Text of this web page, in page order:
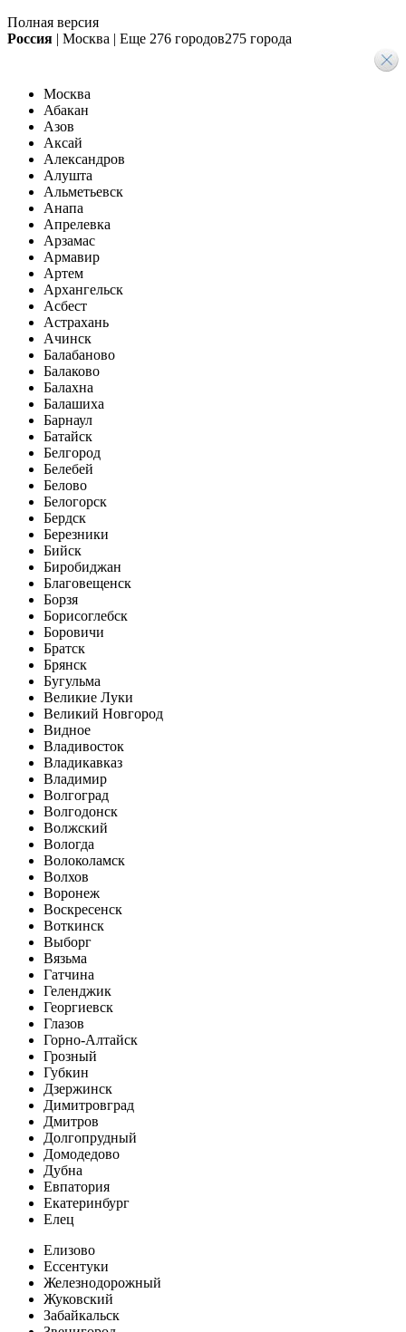
Полная версия
Россия | Москва | Еще 276 городов275 города
Москва
Абакан
Азов
Аксай
Александров
Алушта
Альметьевск
Анапа
Апрелевка
Арзамас
Армавир
Артем
Архангельск
Асбест
Астрахань
Ачинск
Балабаново
Балаково
Балахна
Балашиха
Барнаул
Батайск
Белгород
Белебей
Белово
Белогорск
Бердск
Березники
Бийск
Биробиджан
Благовещенск
Борзя
Борисоглебск
Боровичи
Братск
Брянск
Бугульма
Великие Луки
Великий Новгород
Видное
Владивосток
Владикавказ
Владимир
Волгоград
Волгодонск
Волжский
Вологда
Волоколамск
Волхов
Воронеж
Воскресенск
Воткинск
Выборг
Вязьма
Гатчина
Геленджик
Георгиевск
Глазов
Горно-Алтайск
Грозный
Губкин
Дзержинск
Димитровград
Дмитров
Долгопрудный
Домодедово
Дубна
Евпатория
Екатеринбург
Елец
Елизово
Ессентуки
Железнодорожный
Жуковский
Забайкальск